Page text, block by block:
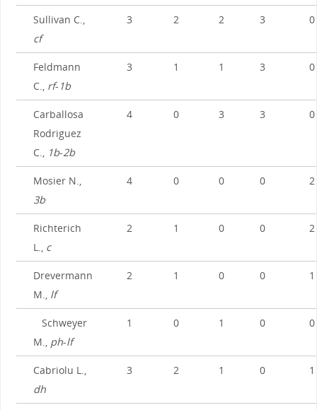
Sullivan C.,
cf
3 2 2 3 0
Feldmann
C., rf- 1b
3 1 1 3 0
Carballosa
Rodriguez
C., 1b-2b
4 0 3 3 0
Mosier N.,
3b
4 0 0 0 2
Richterich
L., c
2 1 0 0 2
Drevermann
M., lf
2 1 0 0 1
Schweyer
M., ph-lf
1 0 1 0 0
Cabriolu L.,
dh
3 2 1 0 1